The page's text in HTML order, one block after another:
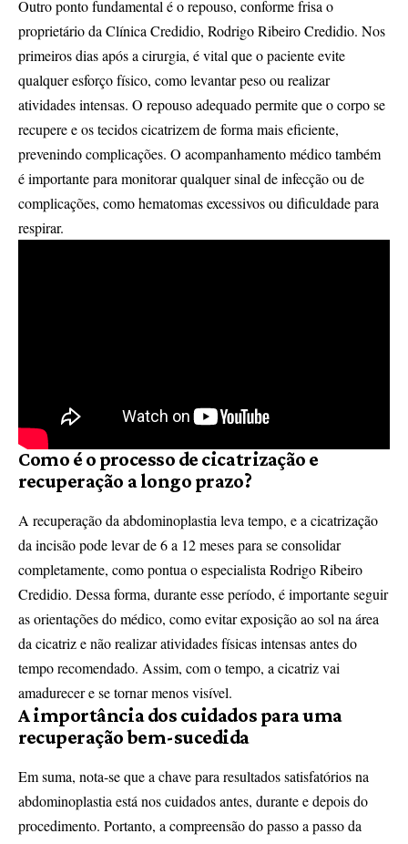
Outro ponto fundamental é o repouso, conforme frisa o
proprietário da Clínica Credidio, Rodrigo Ribeiro Credidio. Nos
primeiros dias após a cirurgia, é vital que o paciente evite
qualquer esforço físico, como levantar peso ou realizar
atividades intensas. O repouso adequado permite que o corpo se
recupere e os tecidos cicatrizem de forma mais eficiente,
prevenindo complicações. O acompanhamento médico também
é importante para monitorar qualquer sinal de infecção ou de
complicações, como hematomas excessivos ou dificuldade para
respirar.
Como é o processo de cicatrização e
recuperação a longo prazo?
A recuperação da abdominoplastia leva tempo, e a cicatrização
da incisão pode levar de 6 a 12 meses para se consolidar
completamente, como pontua o especialista Rodrigo Ribeiro
Credidio. Dessa forma, durante esse período, é importante seguir
as orientações do médico, como evitar exposição ao sol na área
da cicatriz e não realizar atividades físicas intensas antes do
tempo recomendado. Assim, com o tempo, a cicatriz vai
amadurecer e se tornar menos visível.
A importância dos cuidados para uma
recuperação bem-sucedida
Em suma, nota-se que a chave para resultados satisfatórios na
abdominoplastia está nos cuidados antes, durante e depois do
procedimento. Portanto, a compreensão do passo a passo da